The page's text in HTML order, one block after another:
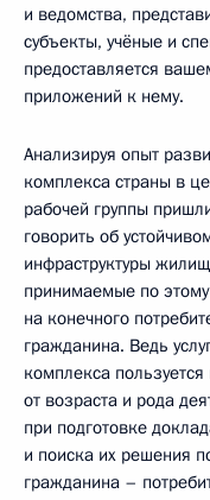
и ведомства,
субъекты, учёные и
предоставляется
приложений к нему.
Анализируя опыт
комплекса страны в
рабочей группы
говорить об
инфраструктуры
принимаемые по
на конечного
гражданина. Ведь
комплекса
от возраста и рода
при подготовке
и поиска их решения
гражданина –